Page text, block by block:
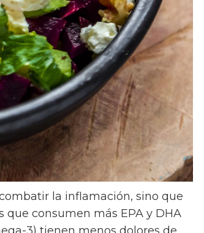
la inflamación, sino que
que consumen más EPA y DHA